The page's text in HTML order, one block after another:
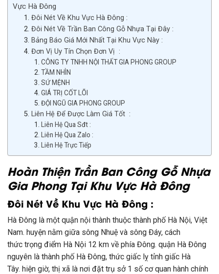
Vực Hà Đông
Đôi Nét Về Khu Vực Hà Đông :
Đôi Nét Về Trần Ban Công Gỗ Nhựa Tại Đây :
Bảng Báo Giá Mới Nhất Tại Khu Vực Này :
Đơn Vị Uy Tín Chọn Đơn Vị :
CÔNG TY TNHH NỘI THẤT GIA PHONG GROUP
TẦM NHÌN
SỨ MỆNH
GIÁ TRỊ CỐT LÕI
ĐỘI NGŨ GIA PHONG GROUP
Liên Hệ Để Được Làm Giá Tốt :
Liên Hệ Qua Sđt :
Liên Hệ Qua Zalo :
Liên Hệ Trực Tiếp
Hoàn Thiện Trần Ban Công Gỗ Nhựa
Gia Phong Tại Khu Vực Hà Đông
Đôi Nét Về Khu Vực Hà Đông :
Hà Đông là một quận nội thành thuộc thành phố Hà Nội, Việt
Nam. huyện nằm giữa sông Nhuệ và sông Đáy, cách
thức trọng điểm Hà Nội 12 km về phía Đông. quận Hà Đông
nguyên là thành phố Hà Đông, thức giấc lỵ tỉnh giấc Hà
Tây. hiện giờ, thị xã là nơi đặt trụ sở 1 số cơ quan hành chính